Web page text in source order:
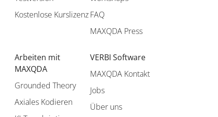
Kostenlose KurslizenzFAQ
MAXQDA Press
Arbeiten mit
MAXQDA
Grounded Theory
Axiales Kodieren
VERBI Software
MAXQDA Kontakt
Jobs
Über uns